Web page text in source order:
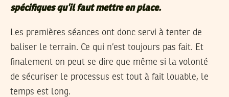
spécifiques qu’il faut mettre en place.
Les premières séances ont donc servi à tenter de
baliser le terrain. Ce qui n’est toujours pas fait. Et
finalement on peut se dire que même si la volonté
de sécuriser le processus est tout à fait louable, le
temps est long.